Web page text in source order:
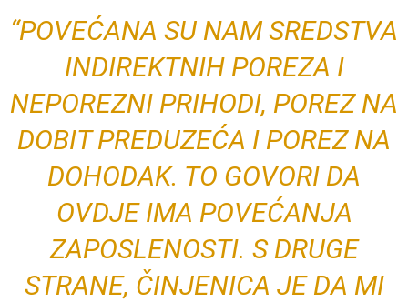
“POVEĆANA SU NAM SREDSTVA
INDIREKTNIH POREZA I
NEPOREZNI PRIHODI, POREZ NA
DOBIT PREDUZEĆA I POREZ NA
DOHODAK. TO GOVORI DA
OVDJE IMA POVEĆANJA
ZAPOSLENOSTI. S DRUGE
STRANE, ČINJENICA JE DA MI